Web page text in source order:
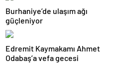
Burhaniye’de ulaşım ağı
güçleniyor
Edremit Kaymakamı Ahmet
Odabaş’a vefa gecesi